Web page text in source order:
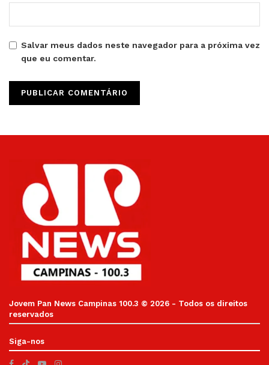
Salvar meus dados neste navegador para a próxima vez
que eu comentar.
Jovem Pan News Campinas 100.3 © 2026 - Todos os direitos
reservados
Siga-nos